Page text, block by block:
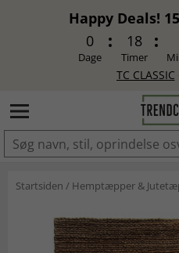
Happy Deals!
0
Dage
18
Timer
TC CLASSIC
LAGT I
Startsiden / Hemptæpper &